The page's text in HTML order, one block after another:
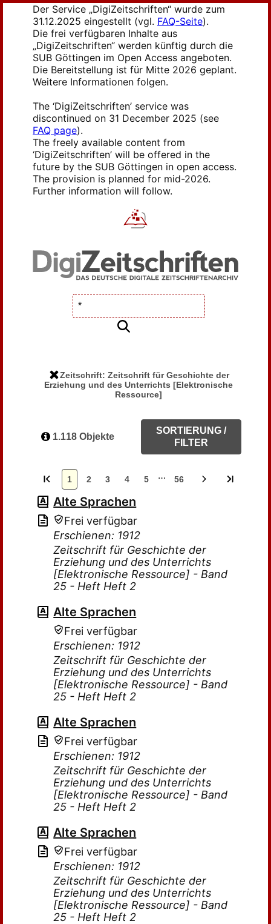
Der Service „DigiZeitschriften“ wurde zum
31.12.2025 eingestellt (vgl. FAQ-Seite).
Die frei verfügbaren Inhalte aus
„DigiZeitschriften“ werden künftig durch die
SUB Göttingen im Open Access angeboten.
Die Bereitstellung ist für Mitte 2026 geplant.
Weitere Informationen folgen.
The ‘DigiZeitschriften’ service was
discontinued on 31 December 2025 (see
FAQ page).
The freely available content from
‘DigiZeitschriften’ will be offered in the
future by the SUB Göttingen in open access.
The provision is planned for mid-2026.
Further information will follow.
Zeitschrift: Zeitschrift für Geschichte der
Erziehung und des Unterrichts [Elektronische
Ressource]
1.118 Objekte
SORTIERUNG /
FILTER
1 2 3 4 5 … 56
Alte Sprachen
Frei verfügbar
Erschienen: 1912
Zeitschrift für Geschichte der
Erziehung und des Unterrichts
[Elektronische Ressource] - Band
25 - Heft Heft 2
Alte Sprachen
Frei verfügbar
Erschienen: 1912
Zeitschrift für Geschichte der
Erziehung und des Unterrichts
[Elektronische Ressource] - Band
25 - Heft Heft 2
Alte Sprachen
Frei verfügbar
Erschienen: 1912
Zeitschrift für Geschichte der
Erziehung und des Unterrichts
[Elektronische Ressource] - Band
25 - Heft Heft 2
Alte Sprachen
Frei verfügbar
Erschienen: 1912
Zeitschrift für Geschichte der
Erziehung und des Unterrichts
[Elektronische Ressource] - Band
25 - Heft Heft 2